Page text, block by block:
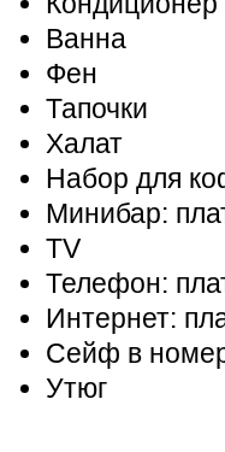
Ванна
Фен
Тапочки
Халат
Набор для
Минибар:
TV
Телефон:
Интернет:
Сейф в
Утюг